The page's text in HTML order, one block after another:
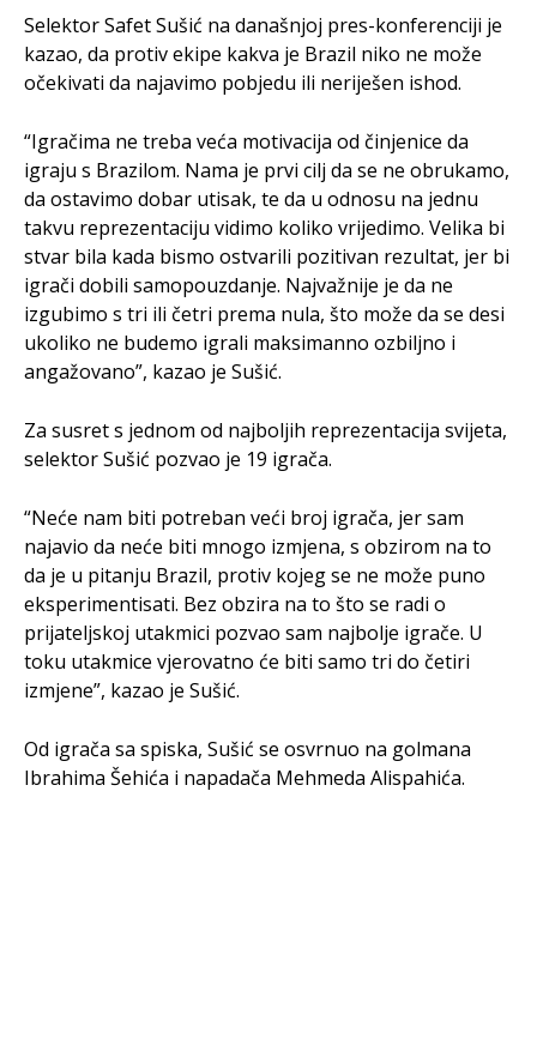
Selektor Safet Sušić na današnjoj pres-konferenciji je
kazao, da protiv ekipe kakva je Brazil niko ne može
očekivati da najavimo pobjedu ili neriješen ishod.
“Igračima ne treba veća motivacija od činjenice da
igraju s Brazilom. Nama je prvi cilj da se ne obrukamo,
da ostavimo dobar utisak, te da u odnosu na jednu
takvu reprezentaciju vidimo koliko vrijedimo. Velika bi
stvar bila kada bismo ostvarili pozitivan rezultat, jer bi
igrači dobili samopouzdanje. Najvažnije je da ne
izgubimo s tri ili četri prema nula, što može da se desi
ukoliko ne budemo igrali maksimanno ozbiljno i
angažovano”, kazao je Sušić.
Za susret s jednom od najboljih reprezentacija svijeta,
selektor Sušić pozvao je 19 igrača.
“Neće nam biti potreban veći broj igrača, jer sam
najavio da neće biti mnogo izmjena, s obzirom na to
da je u pitanju Brazil, protiv kojeg se ne može puno
eksperimentisati. Bez obzira na to što se radi o
prijateljskoj utakmici pozvao sam najbolje igrače. U
toku utakmice vjerovatno će biti samo tri do četiri
izmjene”, kazao je Sušić.
Od igrača sa spiska, Sušić se osvrnuo na golmana
Ibrahima Šehića i napadača Mehmeda Alispahića.